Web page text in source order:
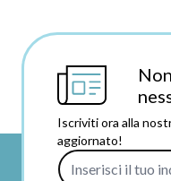
Iscriviti ora alla
aggiornato!